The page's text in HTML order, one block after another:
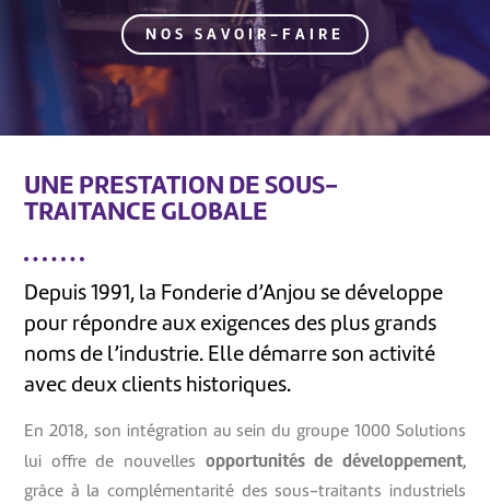
NOS SAVOIR-FAIRE
UNE PRESTATION DE SOUS-
TRAITANCE GLOBALE
Depuis 1991, la Fonderie d’Anjou se développe
pour répondre aux exigences des plus grands
noms de l’industrie. Elle démarre son activité
avec deux clients historiques.
En 2018, son intégration au sein du groupe 1000 Solutions
lui offre de nouvelles opportunités de développement,
grâce à la complémentarité des sous-traitants industriels